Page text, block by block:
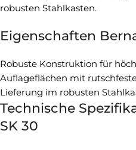
robusten Stahlkasten.
Eigenschaften
Robuste Konstruktion für
Auflageflächen mit
Lieferung im robusten
Technische
SK 30